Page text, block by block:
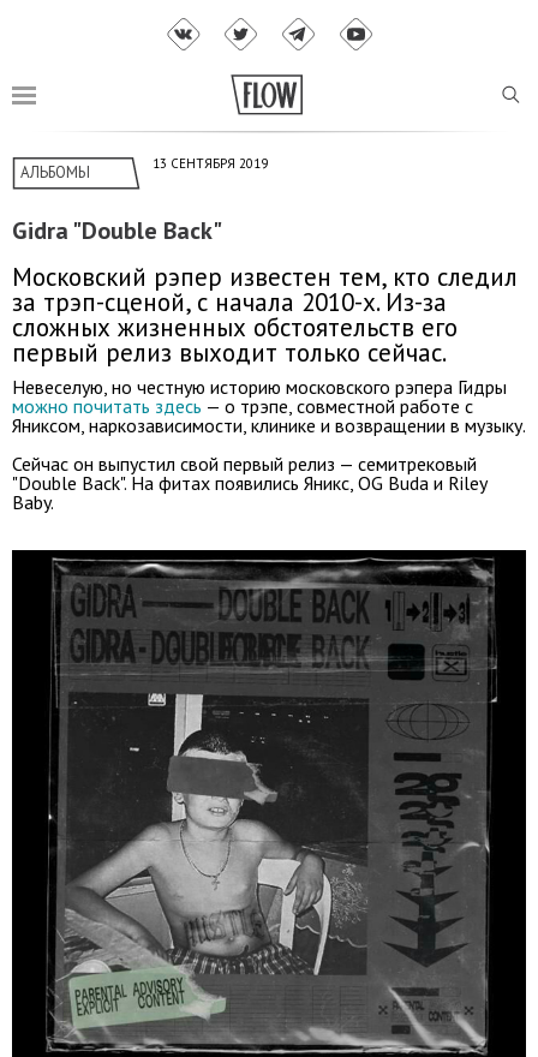
АЛЬБОМЫ 13 СЕНТЯБРЯ 2019
Gidra "Double Back"
Московский рэпер известен тем, кто следил
за трэп-сценой, с начала 2010-х. Из-за
сложных жизненных обстоятельств его
первый релиз выходит только сейчас.
Невеселую, но честную историю московского рэпера Гидры
можно почитать здесь — о трэпе, совместной работе с
Яниксом, наркозависимости, клинике и возвращении в музыку.
Сейчас он выпустил свой первый релиз — семитрековый
"Double Back". На фитах появились Яникс, OG Buda и Riley
Baby.